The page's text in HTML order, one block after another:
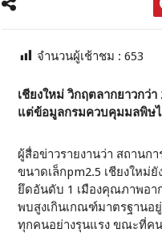
จำนวนผู้เช้าชม :653
เชียงใหม่ วิกฤตลากยาวกว่
แต่ข้อมูลกรมควบคุมมลพิษ
ผู้สื่อข่าวรายงานว่า สถาน
ขนาดเล็กpm2.5 เชียงใหม่
ยึดอันดับ 1 เมืองคุณภาพอา
พบสูงเกินเกณฑ์มาตรฐานอ
ทุกคนอย่างรุนแรง ขณะที่ค